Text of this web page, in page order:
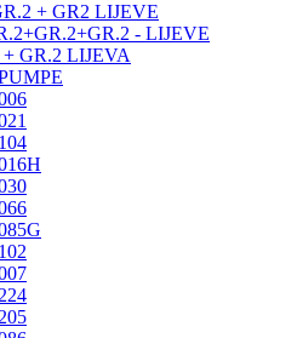
+ GR2 LIJEVE
- LIJEVE
+ GR.2 LIJEVA